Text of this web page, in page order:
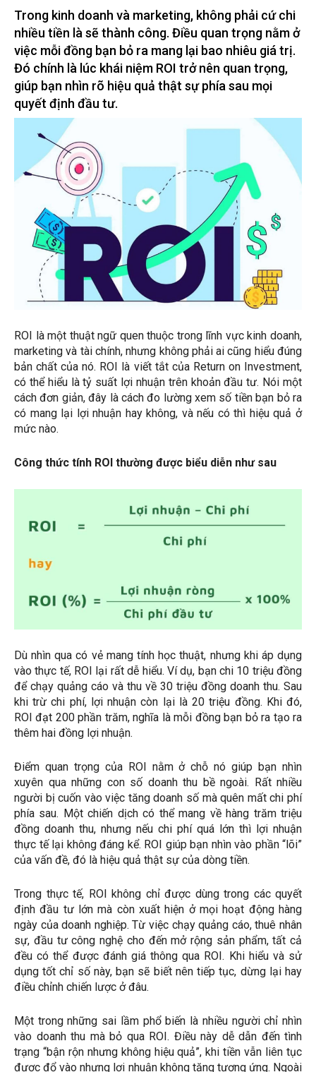
Trong kinh doanh và marketing, không phải cứ chi
nhiều tiền là sẽ thành công. Điều quan trọng nằm ở
việc mỗi đồng bạn bỏ ra mang lại bao nhiêu giá trị.
Đó chính là lúc khái niệm ROI trở nên quan trọng,
giúp bạn nhìn rõ hiệu quả thật sự phía sau mọi
quyết định đầu tư.
ROI là một thuật ngữ quen thuộc trong lĩnh vực kinh doanh,
marketing và tài chính, nhưng không phải ai cũng hiểu đúng
bản chất của nó. ROI là viết tắt của Return on Investment,
có thể hiểu là tỷ suất lợi nhuận trên khoản đầu tư. Nói một
cách đơn giản, đây là cách đo lường xem số tiền bạn bỏ ra
có mang lại lợi nhuận hay không, và nếu có thì hiệu quả ở
mức nào.
Công thức tính ROI thường được biểu diễn như sau
Dù nhìn qua có vẻ mang tính học thuật, nhưng khi áp dụng
vào thực tế, ROI lại rất dễ hiểu. Ví dụ, bạn chi 10 triệu đồng
để chạy quảng cáo và thu về 30 triệu đồng doanh thu. Sau
khi trừ chi phí, lợi nhuận còn lại là 20 triệu đồng. Khi đó,
ROI đạt 200 phần trăm, nghĩa là mỗi đồng bạn bỏ ra tạo ra
thêm hai đồng lợi nhuận.
Điểm quan trọng của ROI nằm ở chỗ nó giúp bạn nhìn
xuyên qua những con số doanh thu bề ngoài. Rất nhiều
người bị cuốn vào việc tăng doanh số mà quên mất chi phí
phía sau. Một chiến dịch có thể mang về hàng trăm triệu
đồng doanh thu, nhưng nếu chi phí quá lớn thì lợi nhuận
thực tế lại không đáng kể. ROI giúp bạn nhìn vào phần “lõi”
của vấn đề, đó là hiệu quả thật sự của dòng tiền.
Trong thực tế, ROI không chỉ được dùng trong các quyết
định đầu tư lớn mà còn xuất hiện ở mọi hoạt động hàng
ngày của doanh nghiệp. Từ việc chạy quảng cáo, thuê nhân
sự, đầu tư công nghệ cho đến mở rộng sản phẩm, tất cả
đều có thể được đánh giá thông qua ROI. Khi hiểu và sử
dụng tốt chỉ số này, bạn sẽ biết nên tiếp tục, dừng lại hay
điều chỉnh chiến lược ở đâu.
Một trong những sai lầm phổ biến là nhiều người chỉ nhìn
vào doanh thu mà bỏ qua ROI. Điều này dễ dẫn đến tình
trạng “bận rộn nhưng không hiệu quả”, khi tiền vẫn liên tục
được đổ vào nhưng lợi nhuận không tăng tương ứng. Ngoài